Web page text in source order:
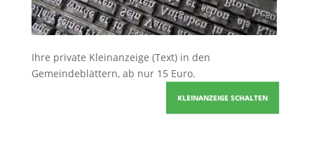
Ihre private Kleinanzeige (Text) in den
Gemeindeblättern, ab nur 15 Euro.
KLEINANZEIGE SCHALTEN